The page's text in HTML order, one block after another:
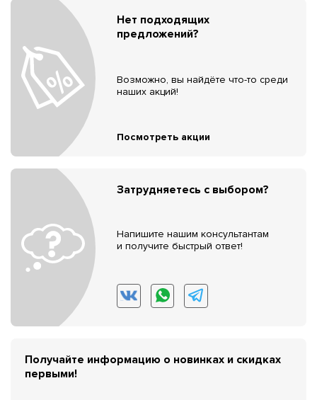
Нет подходящих
предложений?
Возможно, вы найдёте что-то среди
наших акций!
Посмотреть акции
Затрудняетесь с выбором?
Напишите нашим консультантам
и получите быстрый ответ!
Получайте информацию о новинках и скидках
первыми!